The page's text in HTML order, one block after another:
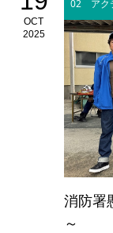
OCT
2025
02 アク
消防署
～